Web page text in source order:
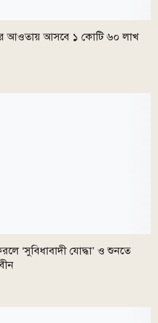
আওতায় আসবে ১ কোটি ৬০ লাখ
‘সুবিধাবাদী যোদ্ধা’ ও শুনতে